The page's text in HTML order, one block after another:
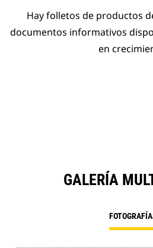
Hay folletos de productos
documentos informativos
en
GALERÍA